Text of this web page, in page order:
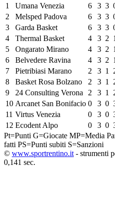
1
Umana Venezia 6 3 3
2
Melsped Padova 6 3 3
3
Garda Basket 6 3 3
4
Thermal Basket 4 3 2 1
5
Ongarato Mirano 4 3 2 1
6
Belvedere Ravina 4 3 2 1
7
Pietribiasi Marano 2 3 1
8
Basket Rosa Bolzano 2 3 1
9
24 Consulting Verona 2 3 1
10 Arcanet San Bonifacio 0 3 0
11 Virtus Venezia 0 3 0
12 Ecodent Alpo 0 3 0
Pt=Punti G=Giocate MP=Media
fatti PS=Punti subiti S=Sanzioni
© www.sportrentino.it - strumenti
0,141 sec.